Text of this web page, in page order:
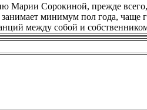
Марии Сорокиной, прежде
минимум пол года,
между собой и